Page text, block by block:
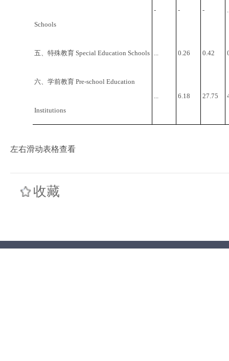
Schools
- - -
五、特殊教育 Special Education Schools ... 0.26 0.42
六、学前教育 Pre-school Education
Institutions
... 6.18 27.75
左右滑动表格查看
收藏